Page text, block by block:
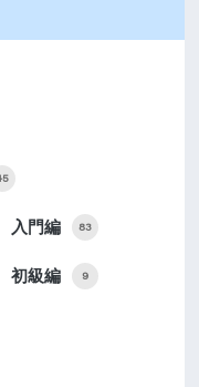
入門編 83
初級編 9